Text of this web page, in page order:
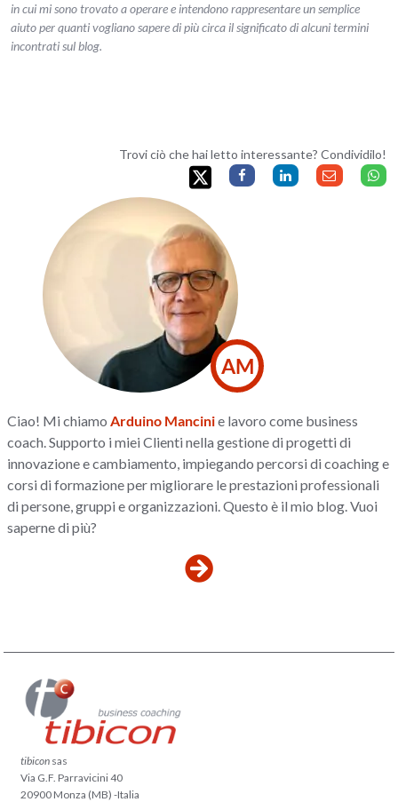
in cui mi sono trovato a operare e intendono rappresentare un semplice
aiuto per quanti vogliano sapere di più circa il significato di alcuni termini
incontrati sul blog.
Trovi ciò che hai letto interessante? Condividilo!
AM
Ciao! Mi chiamo Arduino Mancinie lavoro come business
coach. Supporto i miei Clienti nella gestione di progetti di
innovazione e cambiamento, impiegando percorsi di coaching e
corsi di formazione per migliorare le prestazioni professionali
di persone, gruppi e organizzazioni. Questo è il mio blog. Vuoi
saperne di più?
tibicon sas
Via G.F. Parravicini 40
20900 Monza (MB) -Italia